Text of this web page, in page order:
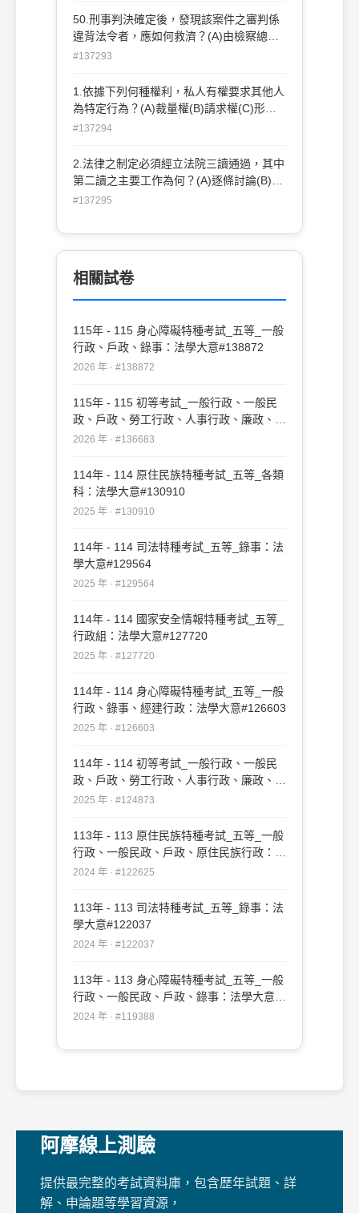
50.刑事判決確定後，發現該案件之審判係
違背法令者，應如何救濟？(A)由檢察總長
向最高法院提起再審(B)由被告向最高法院
訴(D)由檢察總長向最高法院提起非常上訴
#137293
1.依據下列何種權利，私人有權要求其他人
為特定行為？(A)裁量權(B)請求權(C)形成
權(D)抗辯權
#137294
2.法律之制定必須經立法院三讀通過，其中
第二讀之主要工作為何？(A)逐條討論(B)宣
付朗讀議案(C)大體討論(D)議案提案
#137295
相關試卷
115年 - 115 身心障礙特種考試_五等_一般
行政、戶政、錄事：法學大意#138872
2026 年 · #138872
115年 - 115 初等考試_一般行政、一般民
政、戶政、勞工行政、人事行政、廉政、經
建行政：法學大意#136683
2026 年 · #136683
114年 - 114 原住民族特種考試_五等_各類
科：法學大意#130910
2025 年 · #130910
114年 - 114 司法特種考試_五等_錄事：法
學大意#129564
2025 年 · #129564
114年 - 114 國家安全情報特種考試_五等_
行政組：法學大意#127720
2025 年 · #127720
114年 - 114 身心障礙特種考試_五等_一般
行政、錄事、經建行政：法學大意#126603
2025 年 · #126603
114年 - 114 初等考試_一般行政、一般民
政、戶政、勞工行政、人事行政、廉政、經
建行政：法學大意#124873
2025 年 · #124873
113年 - 113 原住民族特種考試_五等_一般
行政、一般民政、戶政、原住民族行政：法
學大意#122625
2024 年 · #122625
113年 - 113 司法特種考試_五等_錄事：法
學大意#122037
2024 年 · #122037
113年 - 113 身心障礙特種考試_五等_一般
行政、一般民政、戶政、錄事：法學大意
#119388
2024 年 · #119388
阿摩線上測驗
提供最完整的考試資料庫，包含歷年試題、詳
解、申論題等學習資源，